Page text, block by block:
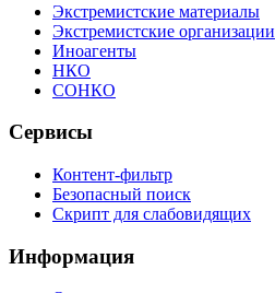
Экстремистские материалы
Экстремистские организации
Иноагенты
НКО
СОНКО
Сервисы
Контент-фильтр
Безопасный поиск
Скрипт для слабовидящих
Информация